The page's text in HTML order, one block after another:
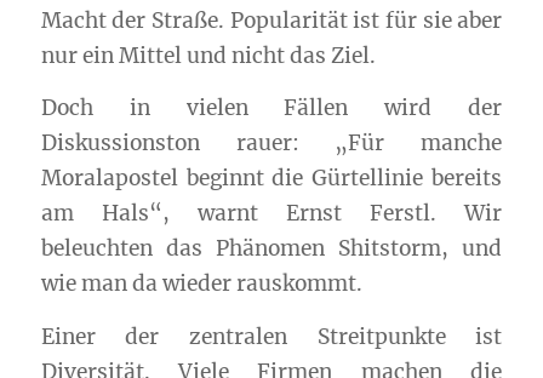
Macht der Straße. Popularität ist für sie aber
nur ein Mittel und nicht das Ziel.
Doch in vielen Fällen wird der
Diskussionston rauer: „Für manche
Moralapostel beginnt die Gürtellinie bereits
am Hals“, warnt Ernst Ferstl. Wir
beleuchten das Phänomen Shitstorm, und
wie man da wieder rauskommt.
Einer der zentralen Streitpunkte ist
Diversität. Viele Firmen machen die